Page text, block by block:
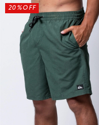
20%OFF